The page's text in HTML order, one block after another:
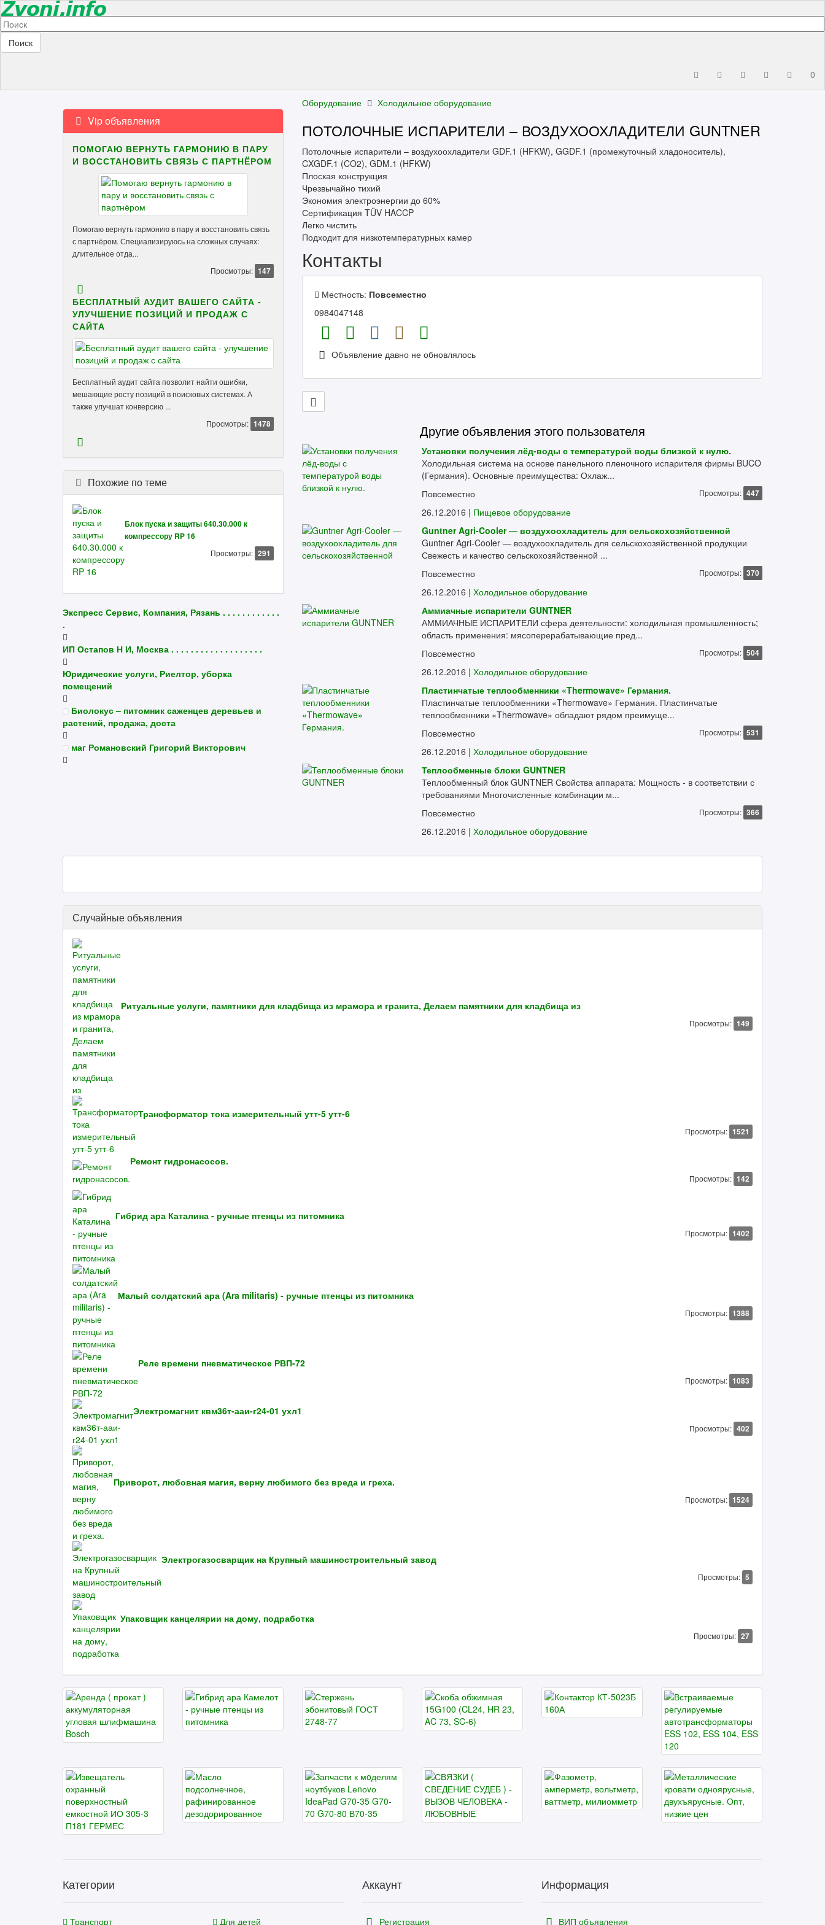
Поиск
0
Оборудование Холодильное оборудование
ПОТОЛОЧНЫЕ ИСПАРИТЕЛИ – ВОЗДУХООХЛАДИТЕЛИ GUNTNER
Потолочные испарители – воздухоохладители GDF.1 (HFKW), GGDF.1 (промежуточный хладоноситель),
CXGDF.1 (CO2), GDM.1 (HFKW)
Плоская конструкция
Чрезвычайно тихий
Экономия электроэнергии до 60%
Сертификация TÜV HACCP
Легко чистить
Подходит для низкотемпературных камер
Контакты
Местность: Повсеместно
0984047148
Объявление давно не обновлялось
Другие объявления этого пользователя
Установки получения лёд-воды с температурой воды близкой к нулю.
Холодильная система на основе панельного пленочного испарителя фирмы BUCO
(Германия). Основные преимущества: Охлаж...
Повсеместно
Просмотры: 447
26.12.2016 | Пищевое оборудование
Guntner Agri-Cooler — воздухоохладитель для сельскохозяйственной
Guntner Agri-Cooler — воздухоохладитель для сельскохозяйственной продукции
Свежесть и качество сельскохозяйственной ...
Повсеместно
Просмотры: 370
26.12.2016 | Холодильное оборудование
Аммиачные испарители GUNTNER
АММИАЧНЫЕ ИСПАРИТЕЛИ сфера деятельности: холодильная промышленность;
область применения: мясоперерабатывающие пред...
Повсеместно
Просмотры: 504
26.12.2016 | Холодильное оборудование
Пластинчатые теплообменники «Thermowave» Германия.
Пластинчатые теплообменники «Thermowave» Германия. Пластинчатые
теплообменники «Thermowave» обладают рядом преимуще...
Повсеместно
Просмотры: 531
26.12.2016 | Холодильное оборудование
Теплообменные блоки GUNTNER
Теплообменный блок GUNTNER Свойства аппарата: Мощность - в соответствии с
требованиями Многочисленные комбинации м...
Повсеместно
Просмотры: 366
26.12.2016 | Холодильное оборудование
Vip объявления
ПОМОГАЮ ВЕРНУТЬ ГАРМОНИЮ В ПАРУ
И ВОССТАНОВИТЬ СВЯЗЬ С ПАРТНЁРОМ
Помогаю вернуть гармонию в пару и восстановить связь
с партнёром. Специализируюсь на сложных случаях:
длительное отда...
Просмотры: 147
БЕСПЛАТНЫЙ АУДИТ ВАШЕГО САЙТА -
УЛУЧШЕНИЕ ПОЗИЦИЙ И ПРОДАЖ С
САЙТА
Бесплатный аудит сайта позволит найти ошибки,
мешающие росту позиций в поисковых системах. А
также улучшат конверсию ...
Просмотры: 1478
Похожие по теме
Блок пуска и защиты 640.30.000 к
компрессору RP 16
Просмотры: 291
Экспресс Сервис, Компания, Рязань . . . . . . . . . . . .
.
ИП Остапов Н И, Москва . . . . . . . . . . . . . . . . . . .
Юридические услуги, Риелтор, уборка
помещений
Биолокус – питомник саженцев деревьев и
растений, продажа, доста
маг Романовский Григорий Викторович
Случайные объявления
Ритуальные услуги, памятники для кладбища из мрамора и гранита, Делаем памятники для кладбища из
Просмотры: 149
Трансформатор тока измерительный утт-5 утт-6
Просмотры: 1521
Ремонт гидронасосов.
Просмотры: 142
Гибрид ара Каталина - ручные птенцы из питомника
Просмотры: 1402
Малый солдатский ара (Ara militaris) - ручные птенцы из питомника
Просмотры: 1388
Реле времени пневматическое РВП-72
Просмотры: 1083
Электромагнит квм36т-ааи-г24-01 ухл1
Просмотры: 402
Приворот, любовная магия, верну любимого без вреда и греха.
Просмотры: 1524
Электрогазосварщик на Крупный машиностроительный завод
Просмотры: 5
Упаковщик канцелярии на дому, подработка
Просмотры: 27
Категории
Транспорт Для детей
Аккаунт
Регистрация
Информация
ВИП объявления